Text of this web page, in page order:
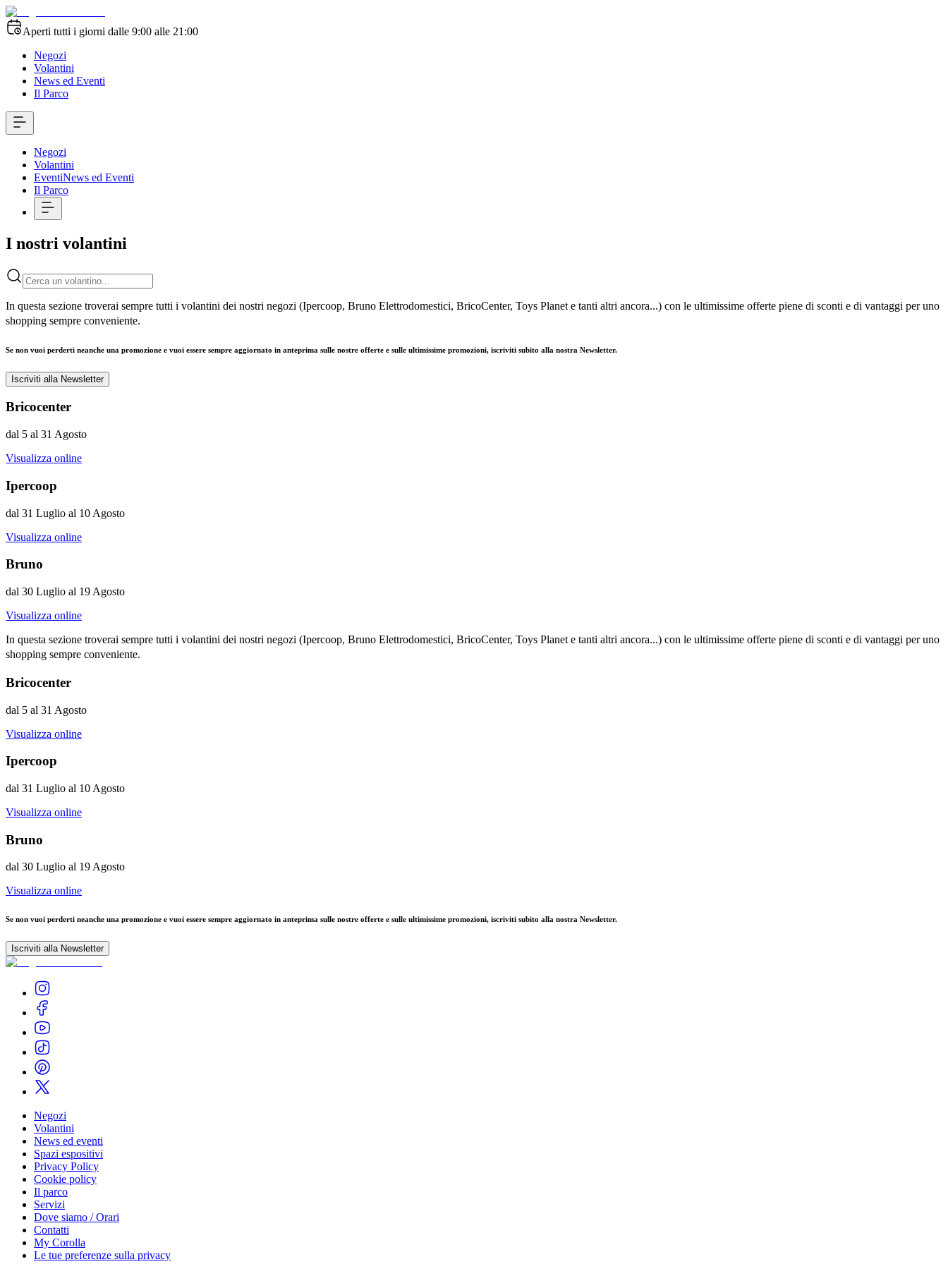
Aperti tutti i giorni dalle 9:00 alle 21:00
Negozi
Volantini
News ed Eventi
Il Parco
Negozi
Volantini
EventiNews ed Eventi
Il Parco
I nostri volantini
In questa sezione troverai sempre tutti i volantini dei nostri negozi (Ipercoop, Bruno Elettrodomestici, BricoCenter, Toys Planet e tanti altri ancora...) con le ultimissime offerte piene di sconti e di vantaggi per uno
shopping sempre conveniente.
Se non vuoi perderti neanche una promozione e vuoi essere sempre aggiornato in anteprima sulle nostre offerte e sulle ultimissime promozioni, iscriviti subito alla nostra Newsletter.
Iscriviti alla Newsletter
Bricocenter
dal 5 al 31 Agosto
Visualizza online
Ipercoop
dal 31 Luglio al 10 Agosto
Visualizza online
Bruno
dal 30 Luglio al 19 Agosto
Visualizza online
In questa sezione troverai sempre tutti i volantini dei nostri negozi (Ipercoop, Bruno Elettrodomestici, BricoCenter, Toys Planet e tanti altri ancora...) con le ultimissime offerte piene di sconti e di vantaggi per uno
shopping sempre conveniente.
Bricocenter
dal 5 al 31 Agosto
Visualizza online
Ipercoop
dal 31 Luglio al 10 Agosto
Visualizza online
Bruno
dal 30 Luglio al 19 Agosto
Visualizza online
Se non vuoi perderti neanche una promozione e vuoi essere sempre aggiornato in anteprima sulle nostre offerte e sulle ultimissime promozioni, iscriviti subito alla nostra Newsletter.
Iscriviti alla Newsletter
Negozi
Volantini
News ed eventi
Spazi espositivi
Privacy Policy
Cookie policy
Il parco
Servizi
Dove siamo / Orari
Contatti
My Corolla
Le tue preferenze sulla privacy